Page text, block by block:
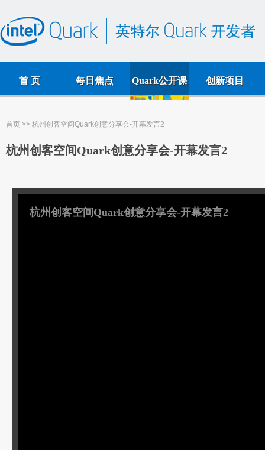
首 页 每日焦点 Quark公开课 创新项目
首页 >> 杭州创客空间Quark创意分享会-开幕发言2
杭州创客空间Quark创意分享会-开幕发言2
杭州创客空间Quark创意分享会-开幕发言2